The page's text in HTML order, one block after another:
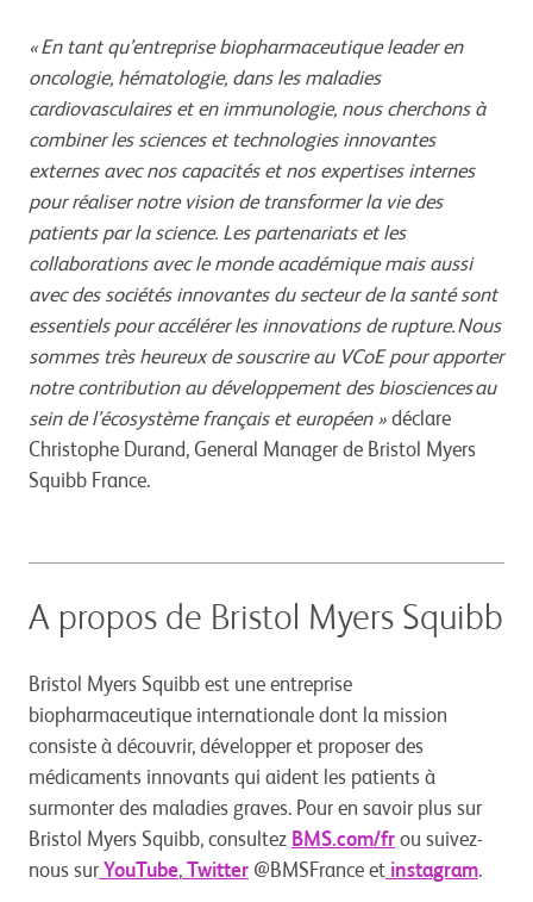
« En tant qu’entreprise biopharmaceutique leader en
oncologie, hématologie, dans les maladies
cardiovasculaires et en immunologie, nous cherchons à
combiner les sciences et technologies innovantes
externes avec nos capacités et nos expertises internes
pour réaliser notre vision de transformer la vie des
patients par la science. Les partenariats et les
collaborations avec le monde académique mais aussi
avec des sociétés innovantes du secteur de la santé sont
essentiels pour accélérer les innovations de rupture. Nous
sommes très heureux de souscrire au VCoE pour apporter
notre contribution au développement des biosciences au
sein de l’écosystème français et européen » déclare
Christophe Durand, General Manager de Bristol Myers
Squibb France.
A propos de Bristol Myers Squibb
Bristol Myers Squibb est une entreprise
biopharmaceutique internationale dont la mission
consiste à découvrir, développer et proposer des
médicaments innovants qui aident les patients à
surmonter des maladies graves. Pour en savoir plus sur
Bristol Myers Squibb, consultez BMS.com/fr ou suivez-
nous sur YouTube, Twitter @BMSFrance et instagram.